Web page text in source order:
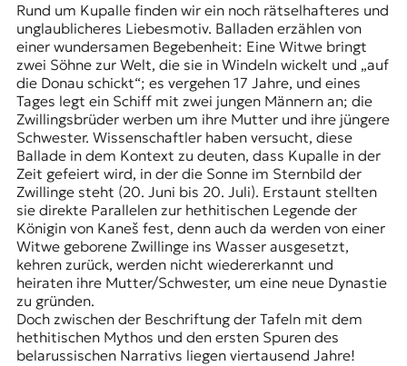
Rund um Kupalle finden wir ein noch rätselhafteres und
unglaublicheres Liebesmotiv. Balladen erzählen von
einer wundersamen Begebenheit: Eine Witwe bringt
zwei Söhne zur Welt, die sie in Windeln wickelt und „auf
die Donau schickt“; es vergehen 17 Jahre, und eines
Tages legt ein Schiff mit zwei jungen Männern an; die
Zwillingsbrüder werben um ihre Mutter und ihre jüngere
Schwester. Wissenschaftler haben versucht, diese
Ballade in dem Kontext zu deuten, dass Kupalle in der
Zeit gefeiert wird, in der die Sonne im Sternbild der
Zwillinge steht (20. Juni bis 20. Juli). Erstaunt stellten
sie direkte Parallelen zur hethitischen Legende der
Königin von Kaneš fest, denn auch da werden von einer
Witwe geborene Zwillinge ins Wasser ausgesetzt,
kehren zurück, werden nicht wiedererkannt und
heiraten ihre Mutter/Schwester, um eine neue Dynastie
zu gründen.
Doch zwischen der Beschriftung der Tafeln mit dem
hethitischen Mythos und den ersten Spuren des
belarussischen Narrativs liegen viertausend Jahre!